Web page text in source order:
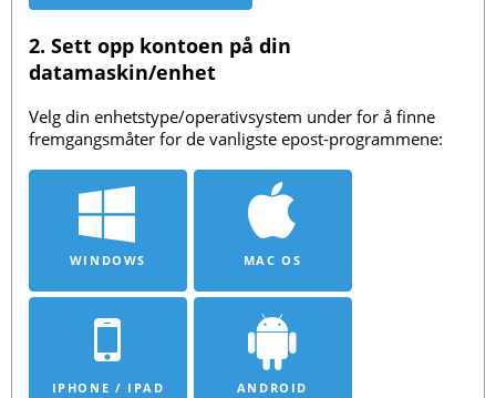
2. Sett opp kontoen på din
datamaskin/enhet
Velg din enhetstype/operativsystem under for å finne
fremgangsmåter for de vanligste epost-programmene:
WINDOWS MAC OS
IPHONE / IPAD ANDROID